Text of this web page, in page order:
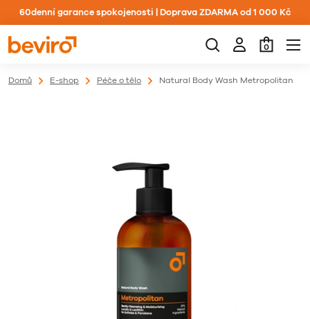
60denní garance spokojenosti | Doprava ZDARMA od 1 000 Kč
0
Domů E-shop Péče o tělo Natural Body Wash Metropolitan